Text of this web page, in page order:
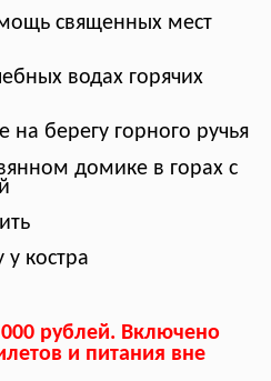
священных мест
водах горячих
на берегу горного ручья
домике в горах с
у костра
рублей. Включено
и питания вне